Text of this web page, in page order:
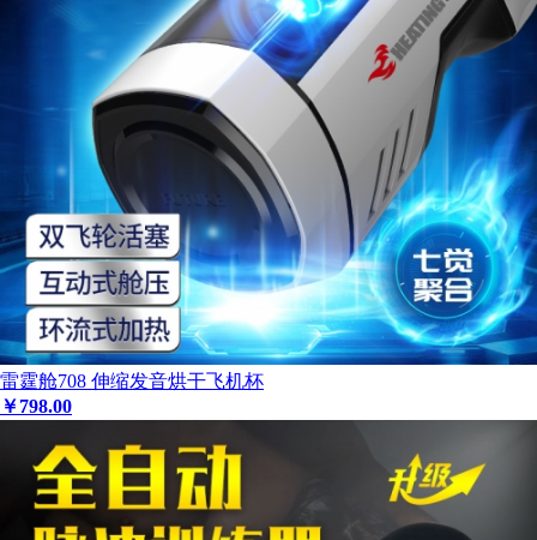
雷霆舱708 伸缩发音烘干飞机杯
￥798.00